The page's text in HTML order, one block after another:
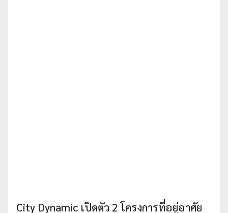
City Dynamic เปิดตัว 2 โครงการที่อยู่อาศัย